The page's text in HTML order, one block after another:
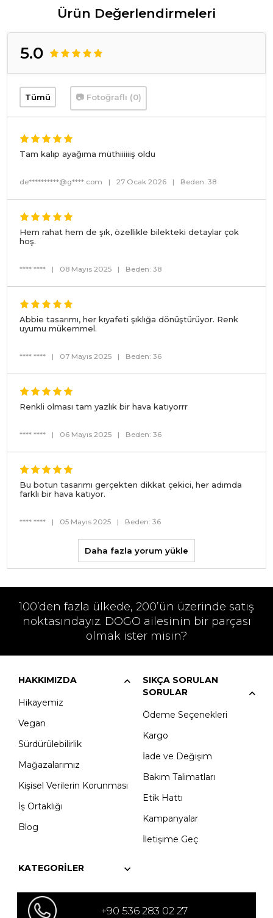
Ürün Değerlendirmeleri
5.0
Tümü 📷 Fotoğraflı (0)
Tam kalıp ayağıma müthiiiiiiş oldu
de**********@g****.com | 27 Ocak 2026 | Beden: 38
Hem rahat hem de şık, özellikle bilekteki detaylar çok
hoş.
**** **** | 08 Mayıs 2025 | Beden: 38
Abbie tasarımı, her kıyafeti şıklığa dönüştürüyor. Renk
uyumu mükemmel.
**** **** | 07 Mayıs 2025 | Beden: 36
Renkli olması tam yazlık bir hava katıyorrr
**** **** | 06 Mayıs 2025 | Beden: 36
Bu botun tasarımı gerçekten dikkat çekici, her adımda
farklı bir hava katıyor.
**** **** | 05 Mayıs 2025 | Beden: 36
Daha fazla yorum yükle
100’den fazla ülkede, 200’ün üzerinde satış
noktasındayız. DOGO ailesinin bir parçası
olmak ister misin?
HAKKIMIZDA
Hikayemiz
Vegan
Sürdürülebilirlik
Mağazalarımız
Kişisel Verilerin Korunması
İş Ortaklığı
Blog
SIKÇA SORULAN
SORULAR
Ödeme Seçenekleri
Kargo
İade ve Değişim
Bakım Talimatları
Etik Hattı
Kampanyalar
İletişime Geç
KATEGORILER
+90 536 283 02 27